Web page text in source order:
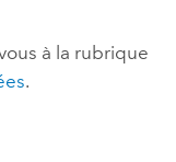
à la rubrique
.